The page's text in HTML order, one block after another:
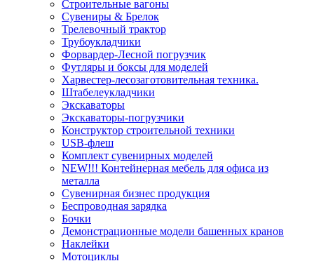
Строительные вагоны
Сувениры & Брелок
Трелевочный трактор
Трубоукладчики
Форвардер-Лесной погрузчик
Футляры и боксы для моделей
Харвестер-лесозаготовительная техника.
Штабелеукладчики
Экскаваторы
Экскаваторы-погрузчики
Конструктор строительной техники
USB-флеш
Комплект сувенирных моделей
NEW!!! Контейнерная мебель для офиса из
металла
Сувенирная бизнес продукция
Беспроводная зарядка
Бочки
Демонстрационные модели башенных кранов
Наклейки
Мотоциклы